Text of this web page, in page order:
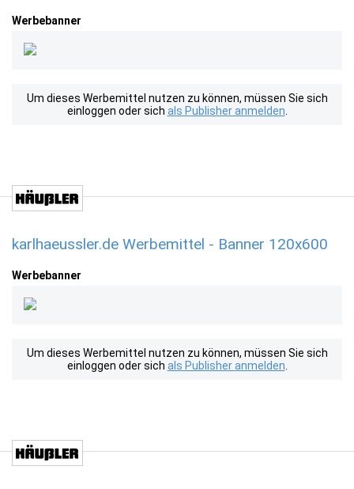
Werbebanner
Um dieses Werbemittel nutzen zu können, müssen Sie sich
einloggen oder sich als Publisher anmelden
karlhaeussler.de Werbemittel - Banner 120x600
Werbebanner
Um dieses Werbemittel nutzen zu können, müssen Sie sich
einloggen oder sich als Publisher anmelden